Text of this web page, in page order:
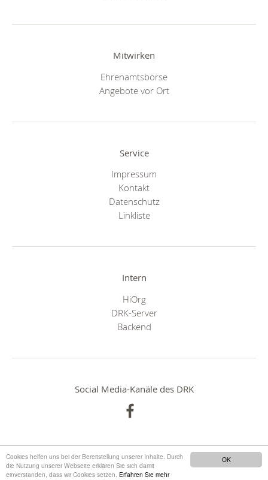
OK
Cookies helfen uns bei der Bereitstellung unserer Inhalte. Durch
die Nutzung unserer Webseite erklären Sie sich damit
einverstanden, dass wir Cookies setzen. Erfahren Sie mehr
Mitwirken
Ehrenamtsbörse
Angebote vor Ort
Service
Impressum
Kontakt
Datenschutz
Linkliste
Intern
HiOrg
DRK-Server
Backend
Social Media-Kanäle des DRK